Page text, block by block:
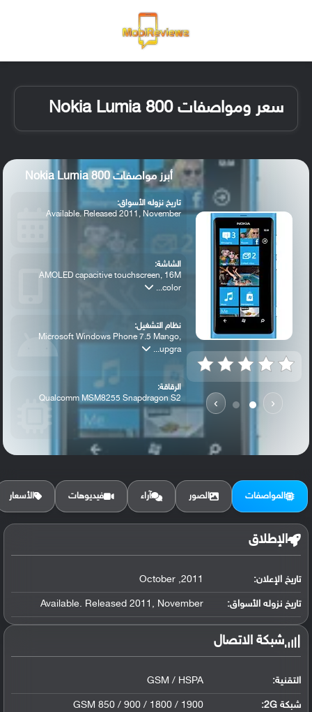
سعر ومواصفات Nokia Lumia 800
‹
›
أبرز مواصفات Nokia Lumia 800
تاريخ نزوله الأسواق:
Available. Released 2011, November
الشاشة:
AMOLED capacitive touchscreen, 16M
color...
نظام التشغيل:
Microsoft Windows Phone 7.5 Mango,
upgra...
الرقاقة:
Qualcomm MSM8255 Snapdragon S2
الرام / التخزين:
المواصفات الصور آراء فيديوهات الأسعار
الإطلاق
تاريخ الإعلان: 2011, October
تاريخ نزوله الأسواق: Available. Released 2011, November
شبكة الاتصال
التقنية: GSM / HSPA
شبكة 2G: GSM 850 / 900 / 1800 / 1900